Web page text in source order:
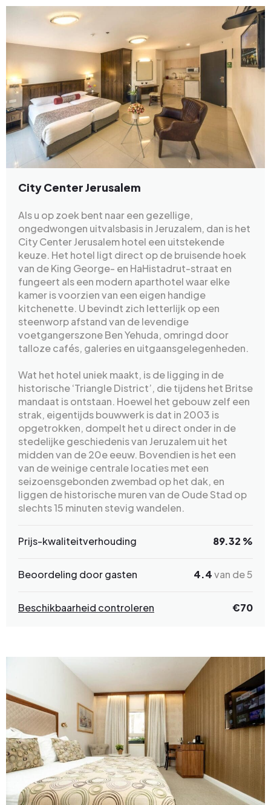
City Center Jerusalem
Als u op zoek bent naar een gezellige,
ongedwongen uitvalsbasis in Jeruzalem, dan is het
City Center Jerusalem hotel een uitstekende
keuze. Het hotel ligt direct op de bruisende hoek
van de King George- en HaHistadrut-straat en
fungeert als een modern aparthotel waar elke
kamer is voorzien van een eigen handige
kitchenette. U bevindt zich letterlijk op een
steenworp afstand van de levendige
voetgangerszone Ben Yehuda, omringd door
talloze cafés, galeries en uitgaansgelegenheden.
Wat het hotel uniek maakt, is de ligging in de
historische ‘Triangle District’, die tijdens het Britse
mandaat is ontstaan. Hoewel het gebouw zelf een
strak, eigentijds bouwwerk is dat in 2003 is
opgetrokken, dompelt het u direct onder in de
stedelijke geschiedenis van Jeruzalem uit het
midden van de 20e eeuw. Bovendien is het een
van de weinige centrale locaties met een
seizoensgebonden zwembad op het dak, en
liggen de historische muren van de Oude Stad op
slechts 15 minuten stevig wandelen.
Prijs-kwaliteitverhouding 89.32 %
Beoordeling door gasten 4.4van de 5
Beschikbaarheid controleren €70